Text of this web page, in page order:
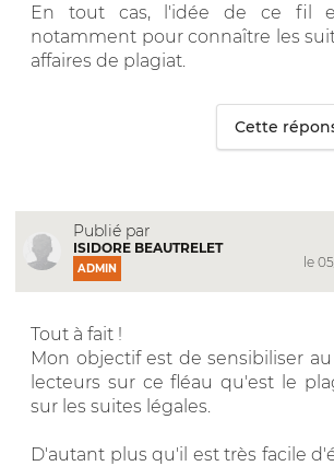
En tout cas, l'idée de ce fil
notamment pour connaître les
affaires de plagiat.
Cette
Publié par
ISIDORE BEAUTRELET
ADMIN
le
Tout à fait !
Mon objectif est de sensibiliser
lecteurs sur ce fléau qu'est le
sur les suites légales.
D'autant plus qu'il est très facile